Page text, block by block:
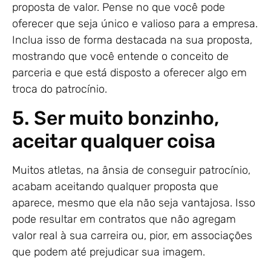
proposta de valor. Pense no que você pode
oferecer que seja único e valioso para a empresa.
Inclua isso de forma destacada na sua proposta,
mostrando que você entende o conceito de
parceria e que está disposto a oferecer algo em
troca do patrocínio.
5. Ser muito bonzinho,
aceitar qualquer coisa
Muitos atletas, na ânsia de conseguir patrocínio,
acabam aceitando qualquer proposta que
aparece, mesmo que ela não seja vantajosa. Isso
pode resultar em contratos que não agregam
valor real à sua carreira ou, pior, em associações
que podem até prejudicar sua imagem.